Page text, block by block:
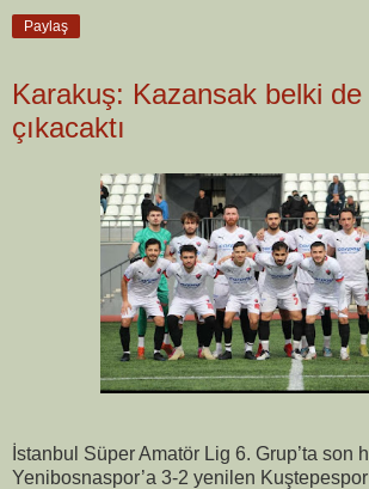
Paylaş
Karakuş: Kazansak belki
çıkacaktı
İstanbul Süper Amatör Lig 6. Grup’ta son
Yenibosnaspor’a 3-2 yenilen